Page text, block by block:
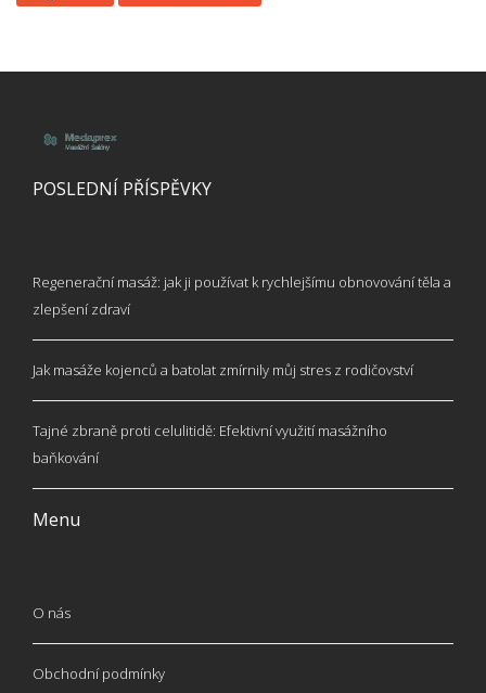
POSLEDNÍ PŘÍSPĚVKY
Regenerační masáž: jak ji používat k rychlejšímu obnovování těla a
zlepšení zdraví
Jak masáže kojenců a batolat zmírnily můj stres z rodičovství
Tajné zbraně proti celulitidě: Efektivní využití masážního
baňkování
Menu
O nás
Obchodní podmínky